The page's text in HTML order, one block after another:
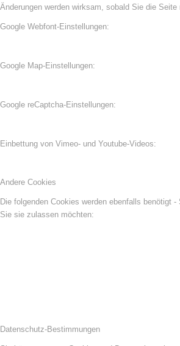
Änderungen werden wirksam, sobald Sie die Seite
Google Webfont-Einstellungen:
Google Map-Einstellungen:
Google reCaptcha-Einstellungen:
Einbettung von Vimeo- und Youtube-Videos:
Andere Cookies
Die folgenden Cookies werden ebenfalls benötigt
Sie sie zulassen möchten:
Datenschutz-Bestimmungen